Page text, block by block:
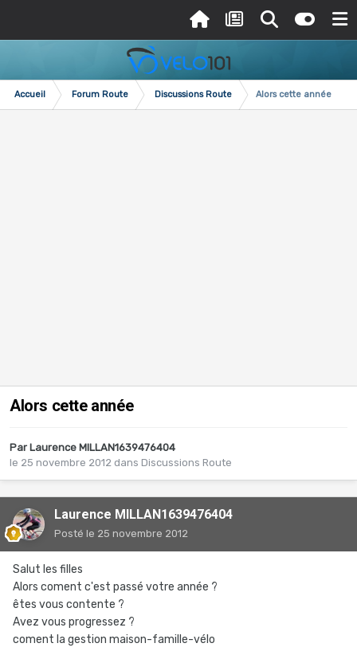
Accueil Forum Route Discussions Route Alors cette année
Alors cette année
Par Laurence MILLAN1639476404
le 25 novembre 2012 dans Discussions Route
Laurence MILLAN1639476404
Posté le 25 novembre 2012
Salut les filles
Alors coment c'est passé votre année ?
êtes vous contente ?
Avez vous progressez ?
coment la gestion maison-famille-vélo